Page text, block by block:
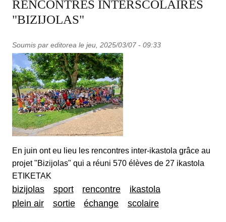
RENCONTRES INTERSCOLAIRES
"BIZIJOLAS"
Soumis par editorea le jeu, 2025/03/07 - 09:33
En juin ont eu lieu les rencontres inter-ikastola grâce au
projet "Bizijolas" qui a réuni 570 élèves de 27 ikastola
ETIKETAK
bizijolas sport rencontre
ikastola
plein air
sortie échange scolaire